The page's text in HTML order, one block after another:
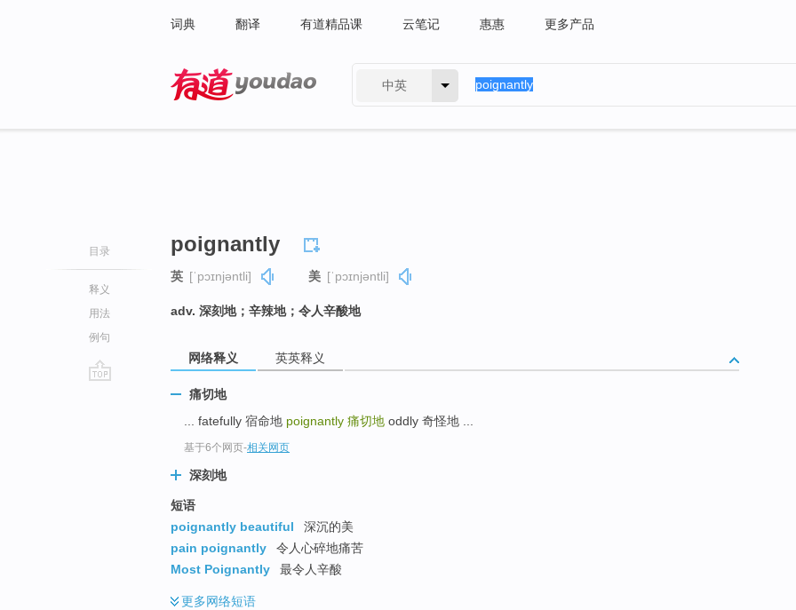
词典 翻译 有道精品课 云笔记 惠惠 更多产品
中英
目录
释义
用法
例句
poignantly
英 [ˈpɔɪnjəntli] 美 [ˈpɔɪnjəntli]
adv. 深刻地；辛辣地；令人辛酸地
网络释义 英英释义
痛切地
... fatefully 宿命地 poignantly 痛切地 oddly 奇怪地 ...
基于6个网页-相关网页
深刻地
短语
poignantly beautiful
深沉的美
pain poignantly
令人心碎地痛苦
Most Poignantly
最令人辛酸
更多网络短语